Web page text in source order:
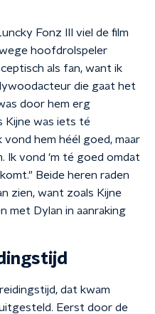
Fonz III viel de film
hoofdrolspeler
als fan, want ik
die gaat het
door hem erg
Kijne was iets té
hem héél goed, maar
Ik vond 'm té goed omdat
Beide heren raden
zien, want zoals Kijne
met Dylan in aanraking
dat kwam
Eerst door de